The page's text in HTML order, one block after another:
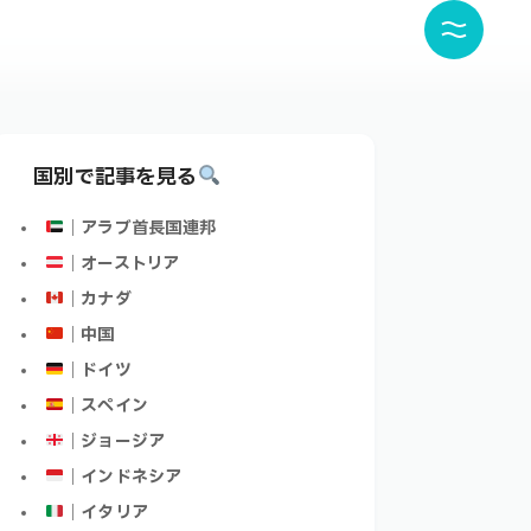
国別で記事を見る
｜アラブ首長国連邦
｜オーストリア
｜カナダ
｜中国
｜ドイツ
｜スペイン
｜ジョージア
｜インドネシア
｜イタリア